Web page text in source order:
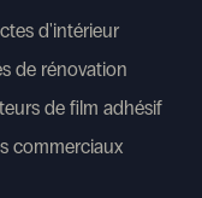
d'intérieur
de rénovation
de film adhésif
commerciaux